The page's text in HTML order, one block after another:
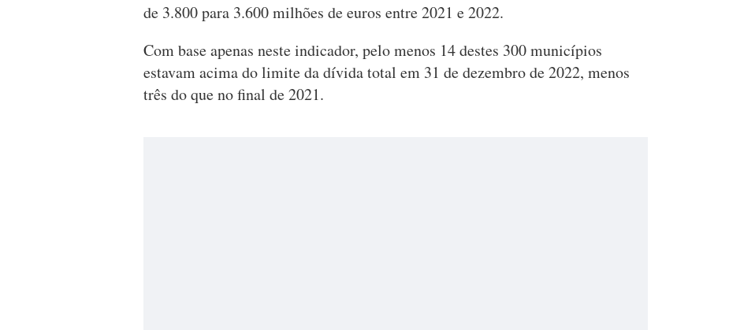
de 3.800 para 3.600 milhões de euros entre 2021 e 2022.
Com base apenas neste indicador, pelo menos 14 destes 300 municípios
estavam acima do limite da dívida total em 31 de dezembro de 2022, menos
três do que no final de 2021.